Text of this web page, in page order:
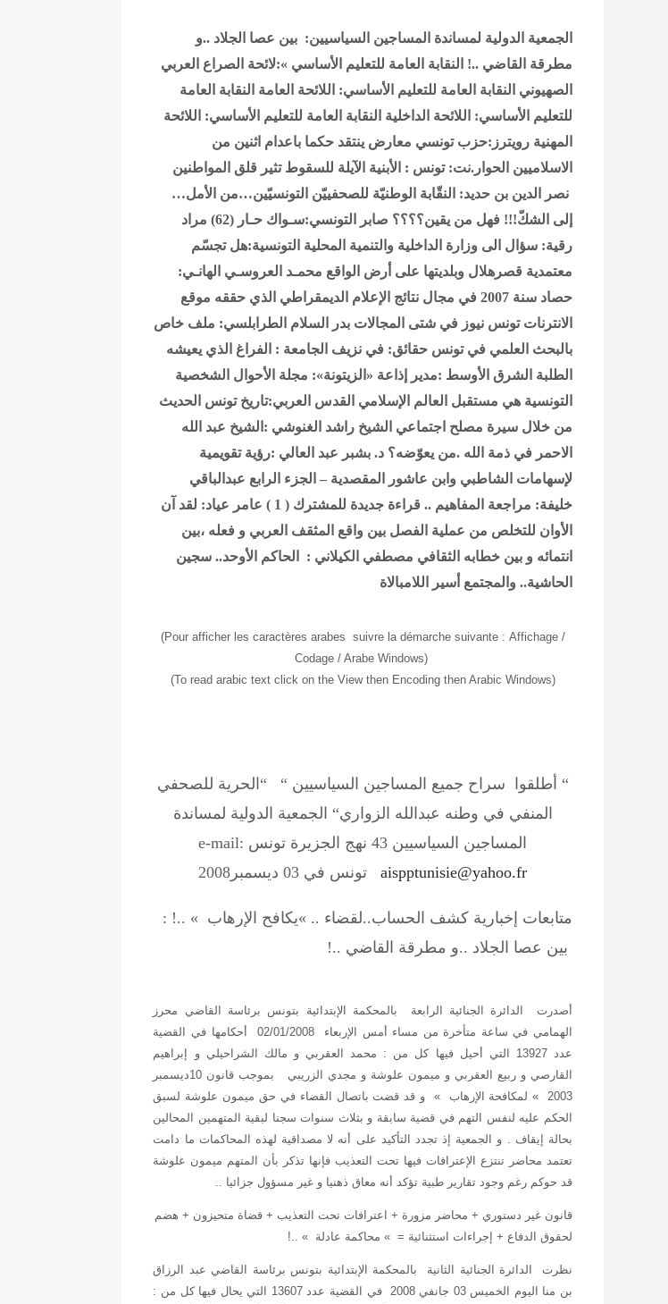
الجمعية الدولية لمساندة المساجين السياسيين: بين عصا الجلاد ..و
مطرقة القاضي ..! النقابة العامة للتعليم الأساسي »:لائحة الصراع العربي
الصهيوني النقابة العامة للتعليم الأساسي: اللائحة العامة النقابة العامة
للتعليم الأساسي: اللائحة الداخلية النقابة العامة للتعليم الأساسي: اللائحة
المهنية رويترز:حزب تونسي معارض ينتقد حكما باعدام اثنين من
الاسلاميين الحوار.نت: تونس : الأبنية الآيلة للسقوط تثير قلق المواطنين
نصر الدين بن حديد: النقّابة الوطنيّة للصحفييّن التونسيّين…من الأمل…
إلى الشكّ!!! فهل من يقين؟؟؟؟ صابر التونسي:سـواك حـار (62)
مراد
رقية: سؤال الى وزارة الداخلية والتنمية المحلية التونسية:هل تجسّم
معتمدية قصرهلال وبلديتها على أرض الواقع محمـد العروسـي الهانـي:
حصاد سنة 2007 في مجال نتائج الإعلام الديمقراطي الذي حققه موقع
الانترنات تونس نيوز في شتى المجالات بدر السلام الطرابلسي: ملف خاص
بالبحث العلمي في تونس حقائق: في نزيف الجامعة : الفراغ الذي يعيشه
الطلبة الشرق الأوسط :مدير إذاعة «الزيتونة»: مجلة الأحوال الشخصية
التونسية هي مستقبل العالم الإسلامي القدس العربي:تاريخ تونس الحديث
من خلال سيرة مصلح اجتماعي الشيخ راشد الغنوشي :الشيخ عبد الله
الاحمر في ذمة الله .من يعوّضه؟ د. بشبر عبد العالي :رؤية تقويمية
لإسهامات الشاطبي وابن عاشور المقصدية – الجزء الرابع عبدالباقي
خليفة: مراجعة المفاهيم .. قراءة جديدة للمشترك ( 1 )
عامر عياد: لقد آن
الأوان للتخلص من عملية الفصل بين واقع المثقف العربي و فعله ،بين
انتمائه و بين خطابه الثقافي مصطفي الكيلاني : الحاكم الأوحد.. سجين
الحاشية.. والمجتمع أسير اللامبالاة
(Pour afficher les caractères arabes suivre la démarche suivante: Affichage /
Codage / Arabe Windows(
(To read arabic text click on the View then Encoding then Arabic Windows)
“ أطلقوا سراح جميع المساجين السياسيين “ “الحرية للصحفي
المنفي في وطنه عبدالله الزواري“ الجمعية الدولية لمساندة
المساجين السياسيين
aispptunisie@yahoo.frتونس في 03 ديسمبر2008
متابعات إخبارية كشف الحساب..لقضاء .. »يكافح الإرهاب » ..! :
بين عصا الجلاد ..و مطرقة القاضي ..!
أصدرت الدائرة الجنائية الرابعة بالمحكمة الإبتدائية بتونس برئاسة القاضي محرز
الهمامي في ساعة متأخرة من مساء أمس الإربعاء 02/01/2008 أحكامها في القضية
عدد 13927 التي أحيل فيها كل من : محمد العقربي و مالك الشراحيلي و إبراهيم
القارصي و ربيع العقربي و ميمون علوشة و مجدي الزريبي بموجب قانون 10ديسمبر
2003 » لمكافحة الإرهاب » و قد قضت باتصال القضاء في حق ميمون علوشة لسبق
الحكم عليه لنفس التهم في قضية سابقة و بثلاث سنوات سجنا لبقية المتهمين المحالين
بحالة إيقاف . و الجمعية إذ تجدد التأكيد على أنه لا مصداقية لهذه المحاكمات ما دامت
تعتمد محاضر تنتزع الإعترافات فيها تحت التعذيب فإنها تذكر بأن المتهم ميمون علوشة
قد حوكم رغم وجود تقارير طبية تؤكد أنه معاق ذهنيا و غير مسؤول جزائيا ..
قانون غير دستوري + محاضر مزورة + اعترافات تحت التعذيب + قضاة متحيزون + هضم
لحقوق الدفاع + إجراءات استثنائية = » محاكمة عادلة » ..!
نظرت الدائرة الجنائية الثانية بالمحكمة الإبتدائية بتونس برئاسة القاضي عبد الرزاق
بن منا اليوم الخميس 03 جانفي 2008 في القضية عدد 13607 التي يحال فيها كل من :